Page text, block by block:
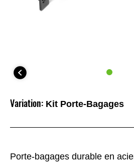
Porte-bagages durable en
Variation: Kit Porte-Bagages